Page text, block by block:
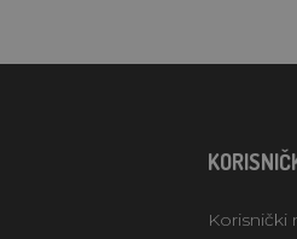
Korisnički